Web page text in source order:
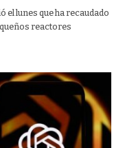
el lunes que ha recaudado
reactores